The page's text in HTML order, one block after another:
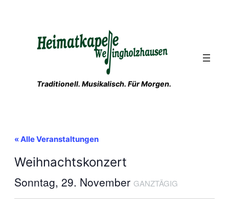
Traditionell. Musikalisch. Für Morgen.
« Alle Veranstaltungen
Weihnachtskonzert
Sonntag, 29. November GANZTÄGIG